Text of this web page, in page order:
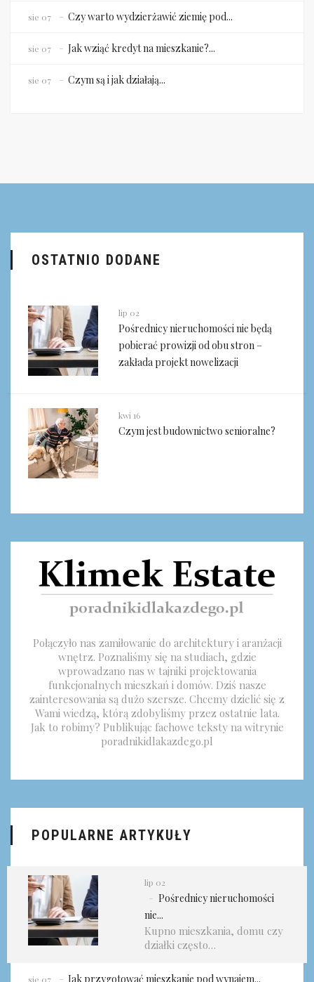
sie 07 Czy warto wydzierżawić ziemię pod...
sie 07 Jak wziąć kredyt na mieszkanie?...
sie 07 Czym są i jak działają...
OSTATNIO DODANE
lip 02
Pośrednicy nieruchomości nie będą
pobierać prowizji od obu stron –
zakłada projekt nowelizacji
kwi 16
Czym jest budownictwo senioralne?
Połączyło nas zamiłowanie do architektury i aranżacji
wnętrz. Poznaliśmy się na studiach, gdzie
wprowadzano nas w tajniki projektowania
funkcjonalnych mieszkań i domów. Dziś nasze
zainteresowania są dużo szersze. Chcemy dzielić się z
Wami wiedzą, którą zdobyliśmy przez ostatnie lata.
Jak to robimy? Publikując fachowe teksty na witrynie
poradnikidlakazdego.pl
POPULARNE ARTYKUŁY
lip 02
Pośrednicy nieruchomości
nie...
Kupno mieszkania, domu czy
działki często…
sie 07 Jak przygotować mieszkanie pod wynajem...